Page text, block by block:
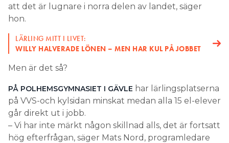
att det är lugnare i norra delen av landet, säger
hon.
LÄRLING MITT I LIVET:
WILLY HALVERADE LÖNEN – MEN HAR KUL PÅ JOBBET
Men är det så?
PÅ POLHEMSGYMNASIET I GÄVLE har lärlingsplatserna
på VVS-och kylsidan minskat medan alla 15 el-elever
går direkt ut i jobb.
– Vi har inte märkt någon skillnad alls, det är fortsatt
hög efterfrågan, säger Mats Nord, programledare